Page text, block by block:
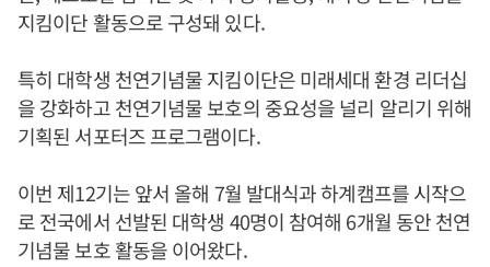
지킴이단 활동으로 구성돼 있다.
특히 대학생 천연기념물 지킴이단은 미래세대 환경 리더십
을 강화하고 천연기념물 보호의 중요성을 널리 알리기 위해
기획된 서포터즈 프로그램이다.
이번 제12기는 앞서 올해 7월 발대식과 하계캠프를 시작으
로 전국에서 선발된 대학생 40명이 참여해 6개월 동안 천연
기념물 보호 활동을 이어왔다.